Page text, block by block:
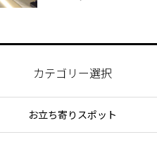
カテゴリー選択
お立ち寄りスポット